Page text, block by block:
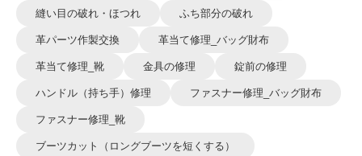
縫い目の破れ・ほつれ ふち部分の破れ
革パーツ作製交換 革当て修理_バッグ財布
革当て修理_靴 金具の修理 錠前の修理
ハンドル（持ち手）修理 ファスナー修理_バッグ財布
ファスナー修理_靴
ブーツカット（ロングブーツを短くする）